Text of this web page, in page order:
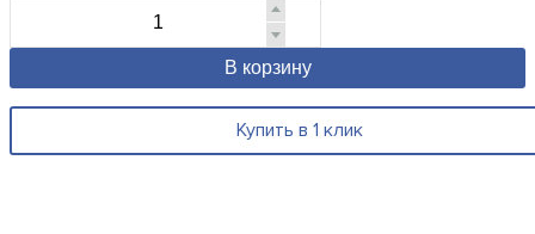
В корзину
Купить в 1 клик